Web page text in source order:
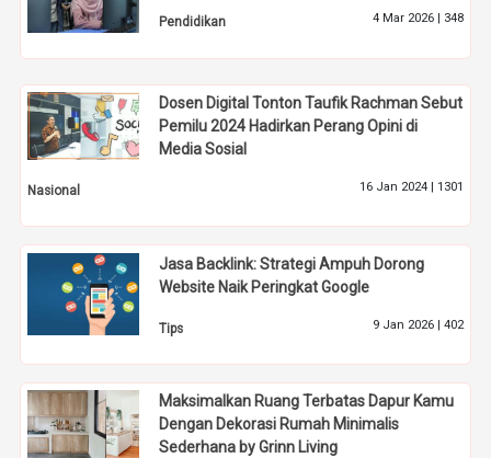
Pendidikan 4 Mar 2026 | 348
Dosen Digital Tonton Taufik Rachman Sebut
Pemilu 2024 Hadirkan Perang Opini di
Media Sosial
Nasional 16 Jan 2024 | 1301
Jasa Backlink: Strategi Ampuh Dorong
Website Naik Peringkat Google
Tips 9 Jan 2026 | 402
Maksimalkan Ruang Terbatas Dapur Kamu
Dengan Dekorasi Rumah Minimalis
Sederhana by Grinn Living